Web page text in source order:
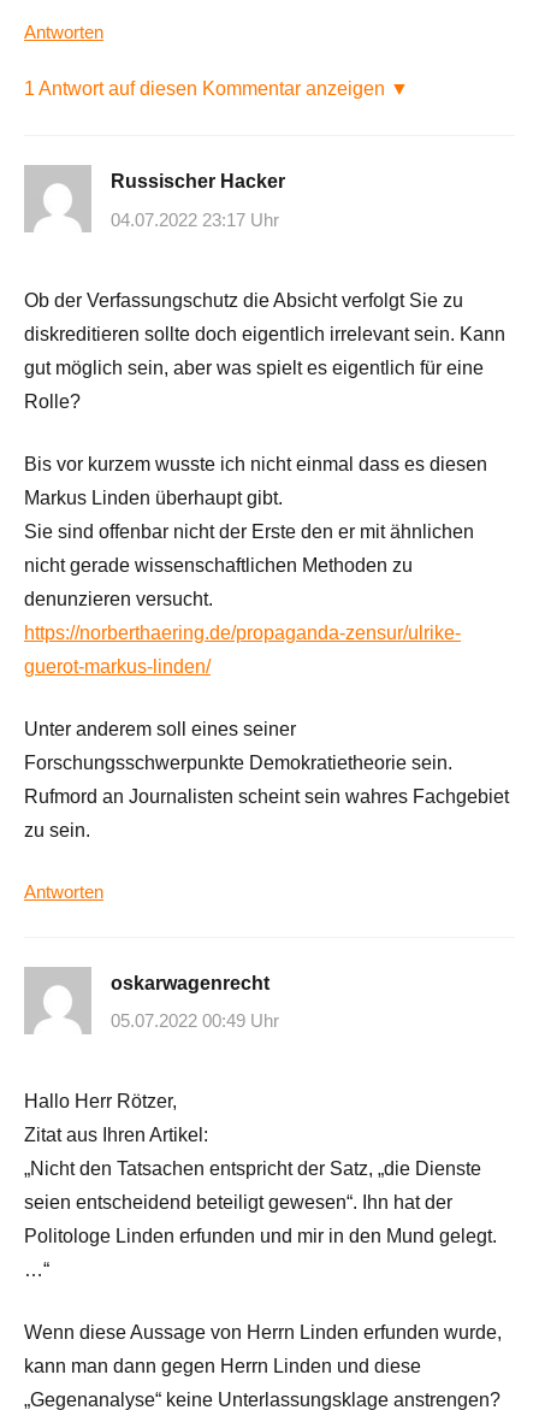
Antworten
1 Antwort auf diesen Kommentar anzeigen ▼
Russischer Hacker
04.07.2022 23:17 Uhr
Ob der Verfassungschutz die Absicht verfolgt Sie zu
diskreditieren sollte doch eigentlich irrelevant sein. Kann
gut möglich sein, aber was spielt es eigentlich für eine
Rolle?
Bis vor kurzem wusste ich nicht einmal dass es diesen
Markus Linden überhaupt gibt.
Sie sind offenbar nicht der Erste den er mit ähnlichen
nicht gerade wissenschaftlichen Methoden zu
denunzieren versucht.
https://norberthaering.de/propaganda-zensur/ulrike-
guerot-markus-linden/
Unter anderem soll eines seiner
Forschungsschwerpunkte Demokratietheorie sein.
Rufmord an Journalisten scheint sein wahres Fachgebiet
zu sein.
Antworten
oskarwagenrecht
05.07.2022 00:49 Uhr
Hallo Herr Rötzer,
Zitat aus Ihren Artikel:
„Nicht den Tatsachen entspricht der Satz, „die Dienste
seien entscheidend beteiligt gewesen“. Ihn hat der
Politologe Linden erfunden und mir in den Mund gelegt.
…“
Wenn diese Aussage von Herrn Linden erfunden wurde,
kann man dann gegen Herrn Linden und diese
„Gegenanalyse“ keine Unterlassungsklage anstrengen?